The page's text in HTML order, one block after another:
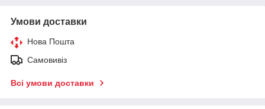
Умови доставки
Нова Пошта
Самовивіз
Всі умови доставки